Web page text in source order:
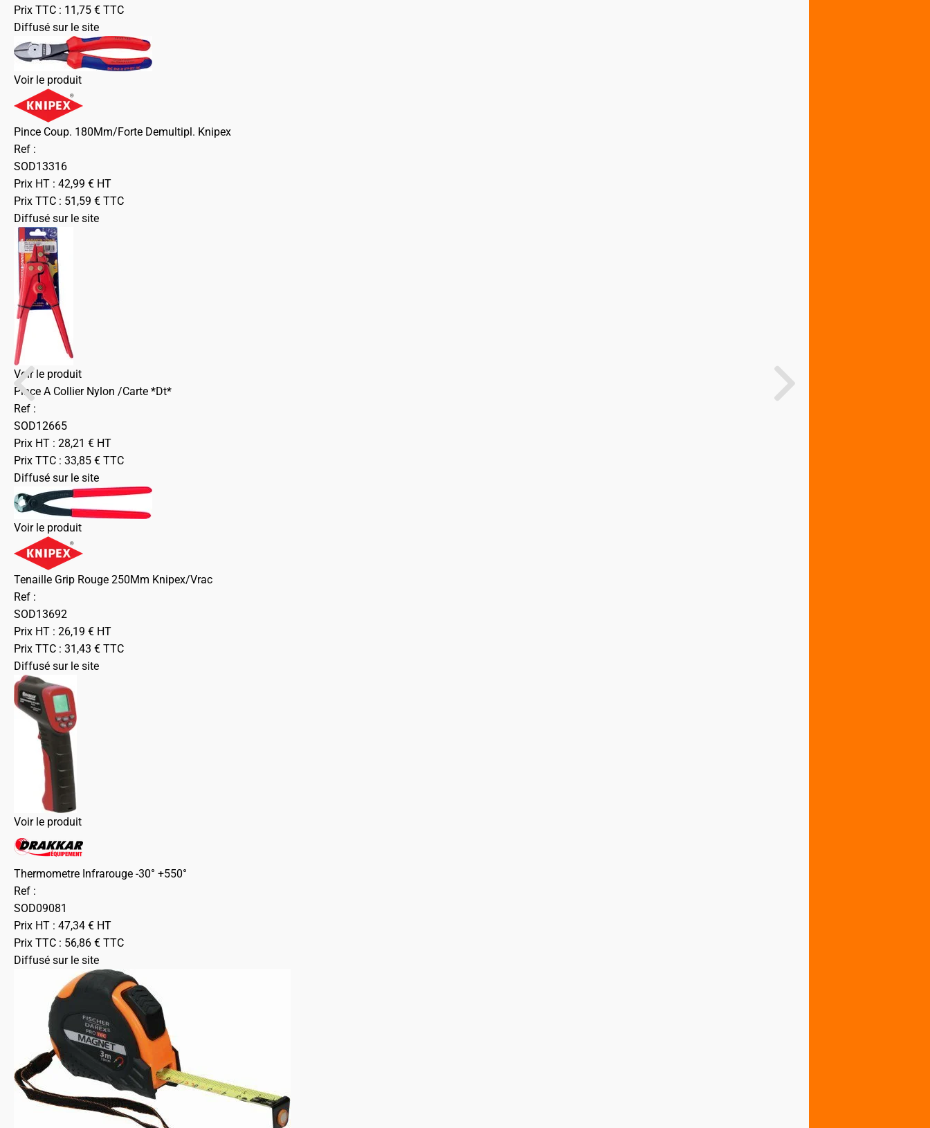
Prix TTC : 11,75 € TTC
Diffusé sur le site
Voir le produit
Pince Coup. 180Mm/Forte Demultipl. Knipex
Ref :
SOD13316
Prix HT : 42,99 € HT
Prix TTC : 51,59 € TTC
Diffusé sur le site
Voir le produit
Pince A Collier Nylon /Carte *Dt*
Ref :
SOD12665
Prix HT : 28,21 € HT
Prix TTC : 33,85 € TTC
Diffusé sur le site
Voir le produit
Tenaille Grip Rouge 250Mm Knipex/Vrac
Ref :
SOD13692
Prix HT : 26,19 € HT
Prix TTC : 31,43 € TTC
Diffusé sur le site
Voir le produit
Thermometre Infrarouge -30° +550°
Ref :
SOD09081
Prix HT : 47,34 € HT
Prix TTC : 56,86 € TTC
Diffusé sur le site